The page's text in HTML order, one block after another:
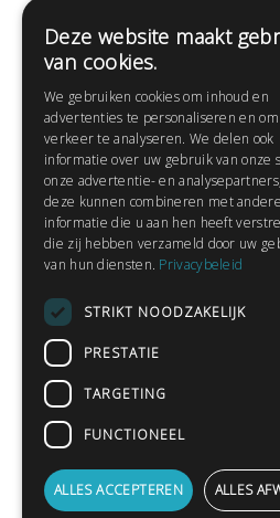
Help
Contact
Huisregels
Snel
Gratis
Gedichten
Deze website maakt
van cookies.
We gebruiken cookies om inhoud en
advertenties te personaliseren en om
verkeer te analyseren. We delen ook
informatie over uw gebruik van onze
onze advertentie- en
deze kunnen combineren met andere
informatie die u aan hen heeft
die zij hebben verzameld door uw
van hun diensten. Privacybeleid
STRIKT NOODZAKELIJK
PRESTATIE
TARGETING
FUNCTIONEEL
ALLES ACCEPTEREN ALLES